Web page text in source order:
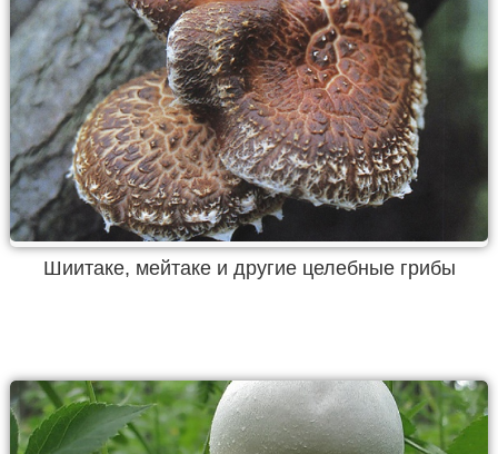
Шиитаке, мейтаке и другие целебные грибы